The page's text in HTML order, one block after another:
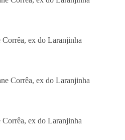
Corrêa, ex do Laranjinha
Corrêa, ex do Laranjinha